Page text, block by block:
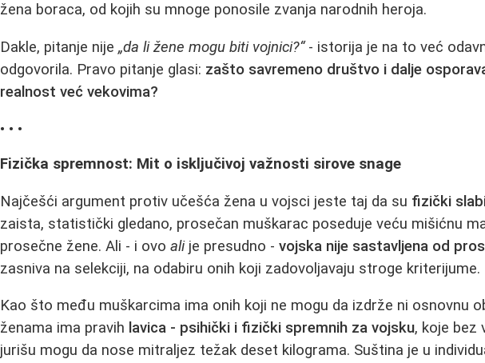
žena boraca, od kojih su mnoge ponosile zvanja narodnih heroja.
Dakle, pitanje nije„da li žene mogu biti vojnici?“- istorija je na to već
odgovorila. Pravo pitanje glasi: zašto savremeno društvo i dalje
realnost već vekovima?
• • •
Fizička spremnost: Mit o isključivoj važnosti sirove snage
Najčešći argument protiv učešća žena u vojsci jeste taj da su fizički
zaista, statistički gledano, prosečan muškarac poseduje veću mišićnu
prosečne žene. Ali - i ovoalije presudno -vojska nije sastavljena od
zasniva na selekciji, na odabiru onih koji zadovoljavaju stroge kriterijume.
Kao što među muškarcima ima onih koji ne mogu da izdrže ni osnovnu
ženama ima pravih lavica - psihički i fizički spremnih za vojsku, koje bez
jurišu mogu da nose mitraljez težak deset kilograma. Suština je u